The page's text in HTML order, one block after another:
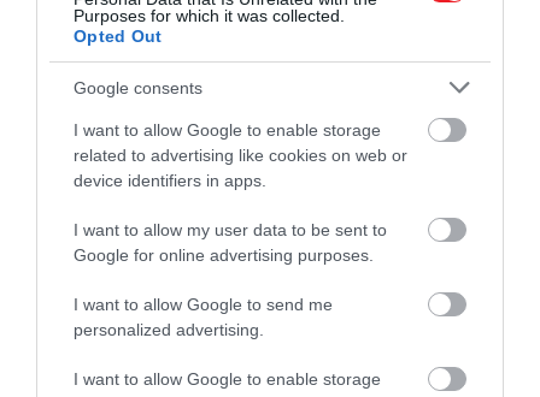
Purposes for which it was collected.
Opted Out
Google consents
I want to allow Google to enable storage
related to advertising like cookies on web or
device identifiers in apps.
I want to allow my user data to be sent to
Google for online advertising purposes.
I want to allow Google to send me
personalized advertising.
I want to allow Google to enable storage
Vilmosazt is hozzátette,
a walesi hercegné egyre aktívabban vesz részt a
királyi teendőkben
, miközben arra is ügyelniük kell,
hogy ne vállaljon túl sokat egyszerre. A jövőbeli
utakról szólva úgy fogalmazott, Katalin lassan újra
visszatér ezekhez a feladatokhoz, miközben
Ilyen valójában Katalin hercegné a kulisszák
mögött – megszólaltak a királyi szakértők